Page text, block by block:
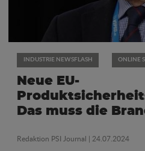
INDUSTRIE NEWSFLASH ONLINE
Neue EU-
Das muss die
Redaktion PSI Journal | 24.07.2024